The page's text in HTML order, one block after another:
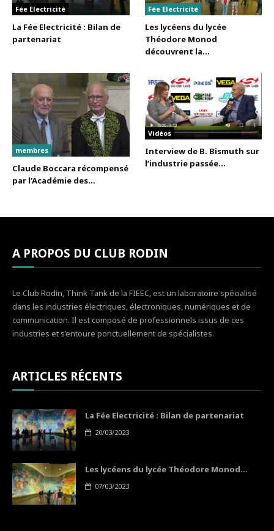
Fée Electricité
La Fée Electricité : Bilan de
partenariat
Fée Electricité
Les lycéens du lycée
Théodore Monod
découvrent la...
membres
Claude Boccara récompensé
par l’Académie des...
Vidéos
Interview de B. Bismuth sur
l’industrie passée...
A PROPOS DU CLUB RODIN
Le Club Rodin, Think Tank de la FIEEC, est un laboratoire spécialisé
dans les industries électriques, électroniques, numériques et de
communication. Il est composé de professionnels issus de ces
industries et s’entoure ponctuellement de spécialistes.
ARTICLES RÉCENTS
La Fée Electricité : Bilan de partenariat
20/03/2023
Les lycéens du lycée Théodore Monod...
07/03/2023